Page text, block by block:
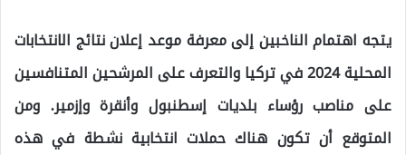
يتجه اهتمام الناخبين إلى معرفة موعد إعلان نتائج الانتخابات
المحلية 2024 في تركيا والتعرف على المرشحين المتنافسين
على مناصب رؤساء بلديات إسطنبول وأنقرة وإزمير. ومن
المتوقع أن تكون هناك حملات انتخابية نشطة في هذه